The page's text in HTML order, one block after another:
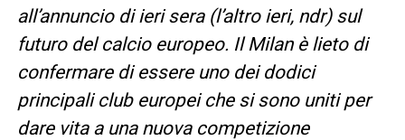
all’annuncio di ieri sera (l’altro ieri, ndr) sul
futuro del calcio europeo. Il Milan è lieto di
confermare di essere uno dei dodici
principali club europei che si sono uniti per
dare vita a una nuova competizione